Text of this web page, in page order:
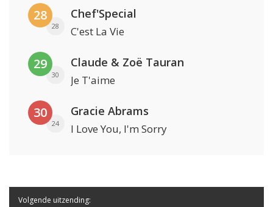
28
28
Chef'Special
C'est La Vie
29
30
Claude & Zoë Tauran
Je T'aime
30
24
Gracie Abrams
I Love You, I'm Sorry
Volgende uitzending: